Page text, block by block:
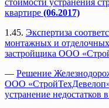
квартире (06.2017)
1.45. Экспертиза
монтажных и отделочных
застройщика ООО
— Решение
ООО «СтройТехДевелоп»
устранение недостатков